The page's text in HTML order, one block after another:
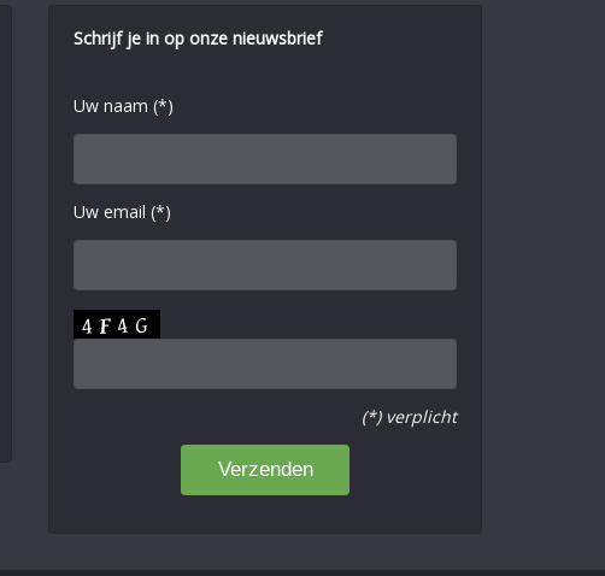
Schrijf je in op onze nieuwsbrief
Uw naam (*)
Uw email (*)
(*) verplicht